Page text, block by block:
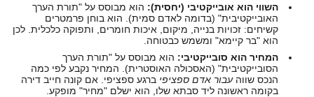
השווי הוא אובייקטיבי (יחסית): הוא מבוסס על "תורת הערך
האובייקטיבית" (בדומה לאדם סמית). הוא בוחן פרמטרים
קשיחים: זכויות בנייה, מיקום, איכות חומרים, ותפוקה כלכלית. לכן
הוא "בר קיימא" ומשמש כבטוחה.
המחיר הוא סובייקטיבי: הוא מבוסס על "תורת הערך
הסובייקטיבית" (האסכולה האוסטרית). המחיר נקבע לפי כמה
הנכס שווהעבור אדם ספציפי ברגע ספציפי. אם קונה חייב דירה
בקומה ראשונה ליד סבתא שלו, הוא ישלם "מחיר" מופקע.